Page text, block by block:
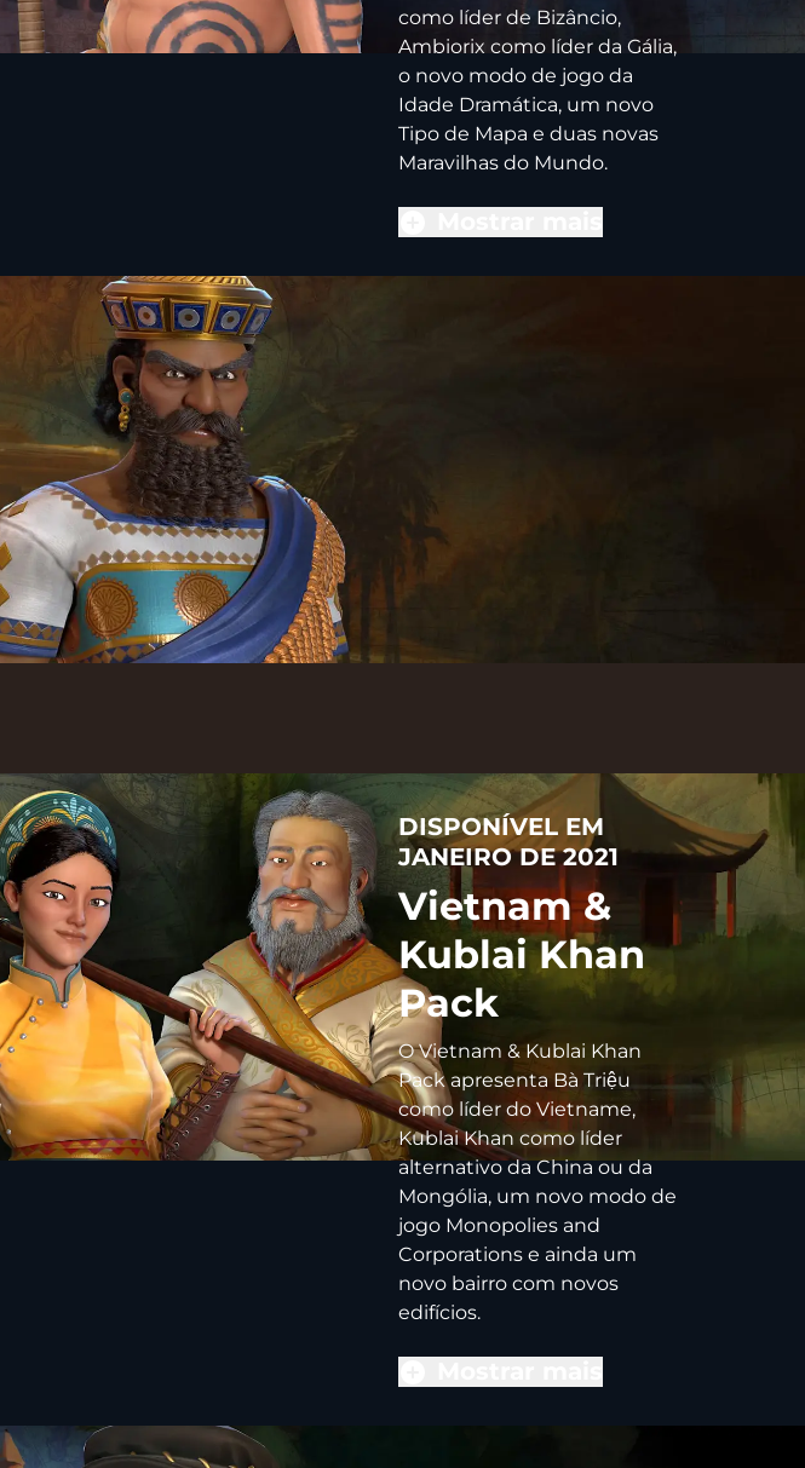
como líder de Bizâncio,
Ambiorix como líder da Gália,
o novo modo de jogo da
Idade Dramática, um novo
Tipo de Mapa e duas novas
Maravilhas do Mundo.
DISPONÍVEL EM
JANEIRO DE 2021
Vietnam &
Kublai Khan
Pack
O Vietnam & Kublai Khan
Pack apresenta Bà Triệu
como líder do Vietname,
Kublai Khan como líder
alternativo da China ou da
Mongólia, um novo modo de
jogo Monopolies and
Corporations e ainda um
novo bairro com novos
edifícios.